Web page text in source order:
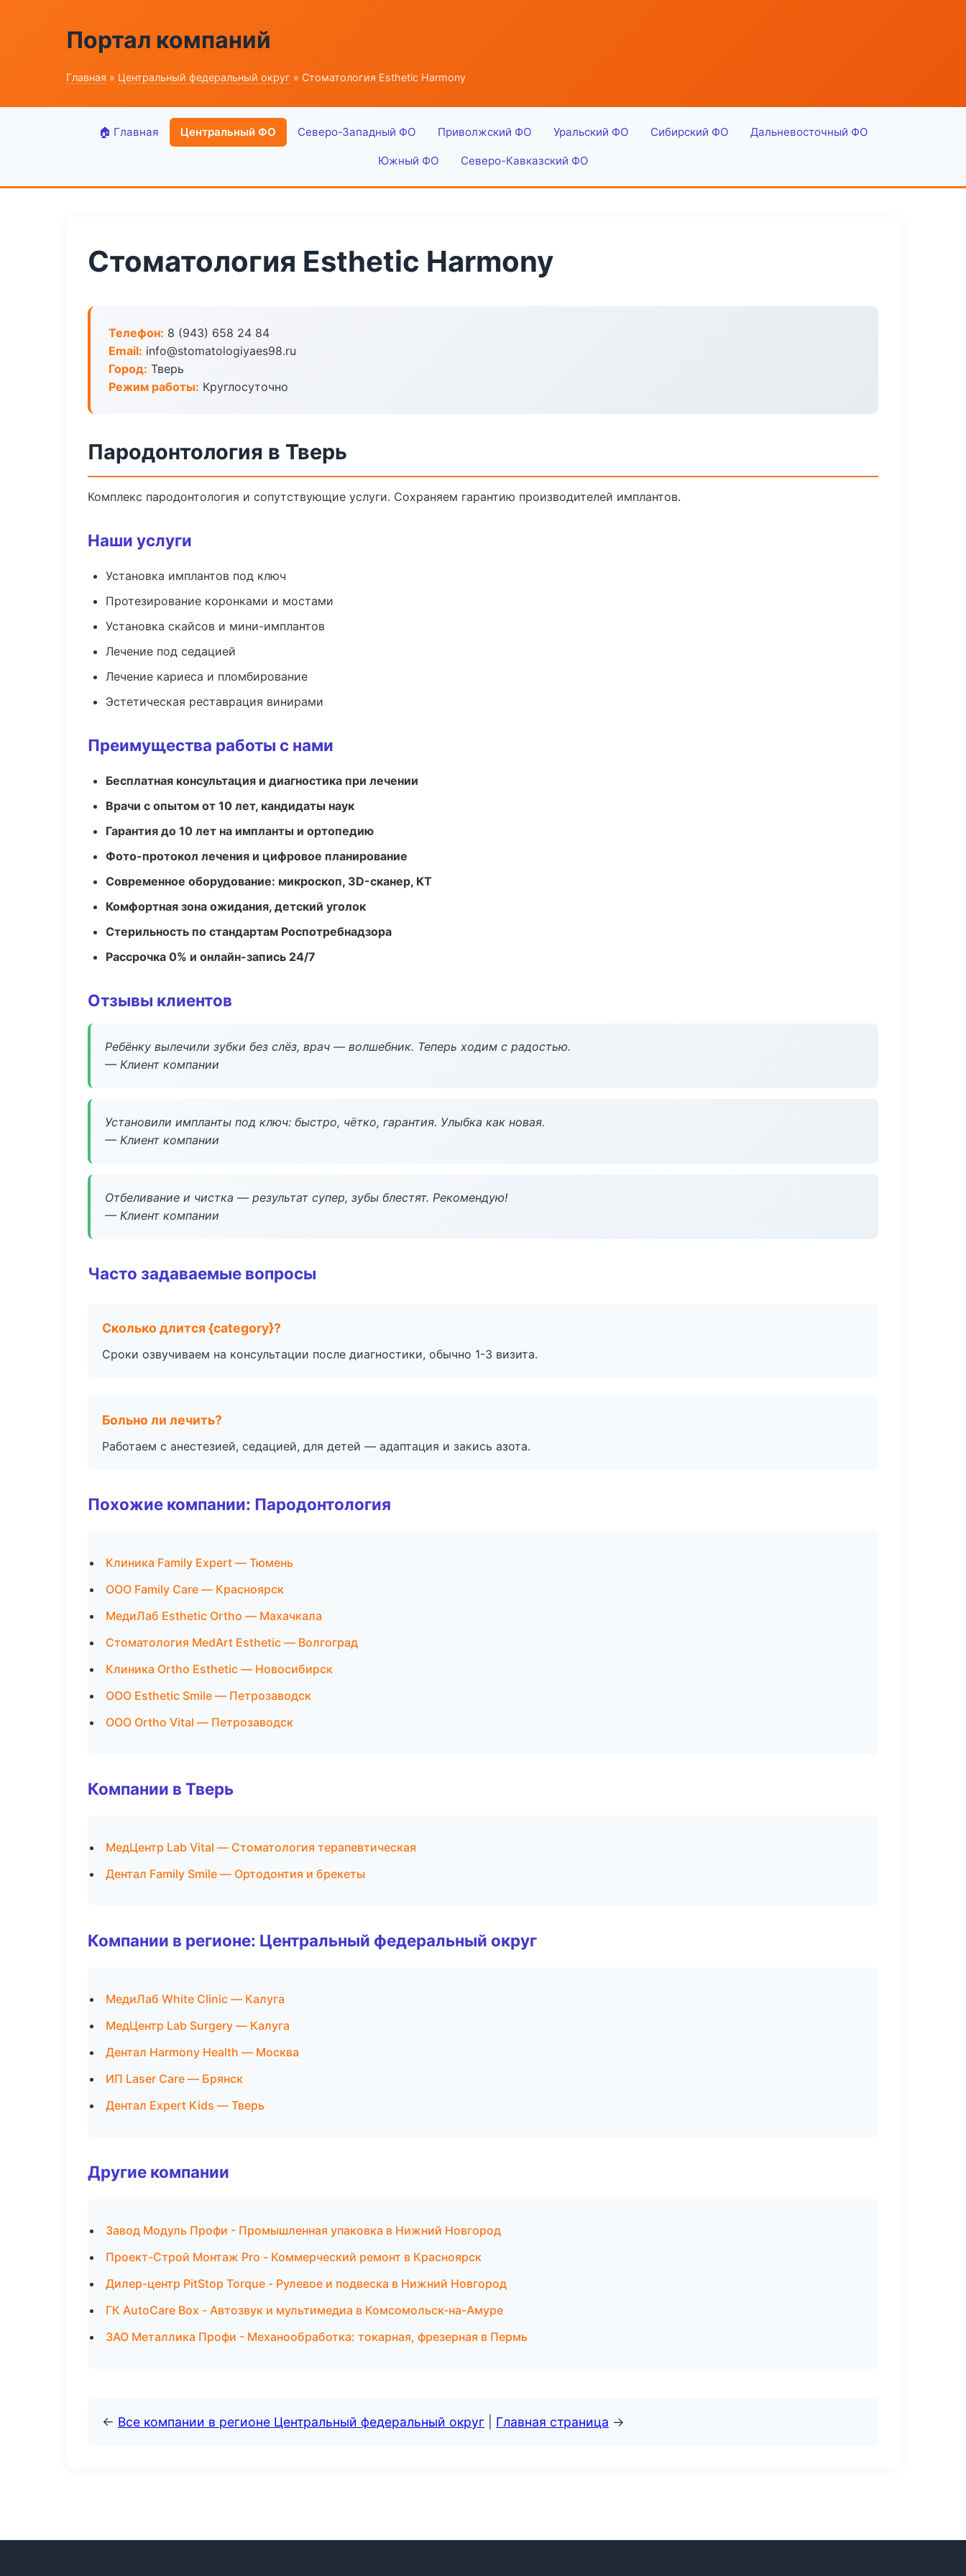
Портал компаний
Главная » Центральный федеральный округ » Стоматология Esthetic Harmony
🏠 Главная Центральный ФО Северо-Западный ФО Приволжский ФО Уральский ФО Сибирский ФО Дальневосточный ФО
Южный ФО Северо-Кавказский ФО
Стоматология Esthetic Harmony
Телефон: 8 (943) 658 24 84
Email: info@stomatologiyaes98.ru
Город: Тверь
Режим работы: Круглосуточно
Пародонтология в Тверь
Комплекс пародонтология и сопутствующие услуги. Сохраняем гарантию производителей имплантов.
Наши услуги
Установка имплантов под ключ
Протезирование коронками и мостами
Установка скайсов и мини-имплантов
Лечение под седацией
Лечение кариеса и пломбирование
Эстетическая реставрация винирами
Преимущества работы с нами
Бесплатная консультация и диагностика при лечении
Врачи с опытом от 10 лет, кандидаты наук
Гарантия до 10 лет на импланты и ортопедию
Фото-протокол лечения и цифровое планирование
Современное оборудование: микроскоп, 3D-сканер, КТ
Комфортная зона ожидания, детский уголок
Стерильность по стандартам Роспотребнадзора
Рассрочка 0% и онлайн-запись 24/7
Отзывы клиентов
Ребёнку вылечили зубки без слёз, врач — волшебник. Теперь ходим с радостью.
— Клиент компании
Установили импланты под ключ: быстро, чётко, гарантия. Улыбка как новая.
— Клиент компании
Отбеливание и чистка — результат супер, зубы блестят. Рекомендую!
— Клиент компании
Часто задаваемые вопросы
Сколько длится {category}?
Сроки озвучиваем на консультации после диагностики, обычно 1-3 визита.
Больно ли лечить?
Работаем с анестезией, седацией, для детей — адаптация и закись азота.
Похожие компании: Пародонтология
Клиника Family Expert — Тюмень
ООО Family Care — Красноярск
МедиЛаб Esthetic Ortho — Махачкала
Стоматология MedArt Esthetic — Волгоград
Клиника Ortho Esthetic — Новосибирск
ООО Esthetic Smile — Петрозаводск
ООО Ortho Vital — Петрозаводск
Компании в Тверь
МедЦентр Lab Vital — Стоматология терапевтическая
Дентал Family Smile — Ортодонтия и брекеты
Компании в регионе: Центральный федеральный округ
МедиЛаб White Clinic — Калуга
МедЦентр Lab Surgery — Калуга
Дентал Harmony Health — Москва
ИП Laser Care — Брянск
Дентал Expert Kids — Тверь
Другие компании
Завод Модуль Профи - Промышленная упаковка в Нижний Новгород
Проект-Строй Монтаж Pro - Коммерческий ремонт в Красноярск
Дилер-центр PitStop Torque - Рулевое и подвеска в Нижний Новгород
ГК AutoCare Box - Автозвук и мультимедиа в Комсомольск-на-Амуре
ЗАО Металлика Профи - Механообработка: токарная, фрезерная в Пермь
← Все компании в регионе Центральный федеральный округ Главная страница →